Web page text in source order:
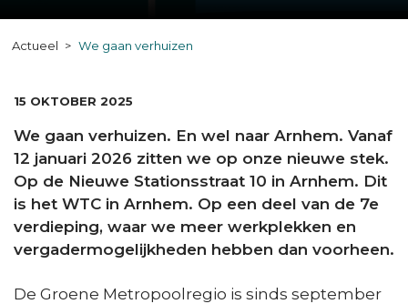
Actueel We gaan verhuizen
DATUM:
15 OKTOBER 2025
We gaan verhuizen. En wel naar Arnhem. Vanaf
12 januari 2026 zitten we op onze nieuwe stek.
Op de Nieuwe Stationsstraat 10 in Arnhem. Dit
is het WTC in Arnhem. Op een deel van de 7e
verdieping, waar we meer werkplekken en
vergadermogelijkheden hebben dan voorheen.
De Groene Metropoolregio is sinds september